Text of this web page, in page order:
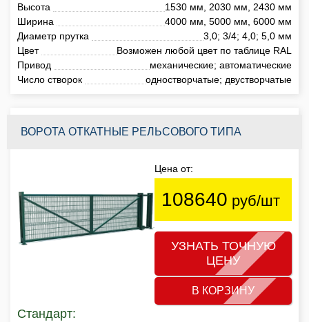
Высота
1530 мм, 2030 мм, 2430 мм
Ширина
4000 мм, 5000 мм, 6000 мм
Диаметр прутка
3,0; 3/4; 4,0; 5,0 мм
Цвет
Возможен любой цвет по таблице RAL
Привод
механические; автоматические
Число створок
одностворчатые; двустворчатые
ВОРОТА ОТКАТНЫЕ РЕЛЬСОВОГО ТИПА
Цена от:
108640 руб/шт
УЗНАТЬ ТОЧНУЮ
ЦЕНУ
В КОРЗИНУ
Стандарт: